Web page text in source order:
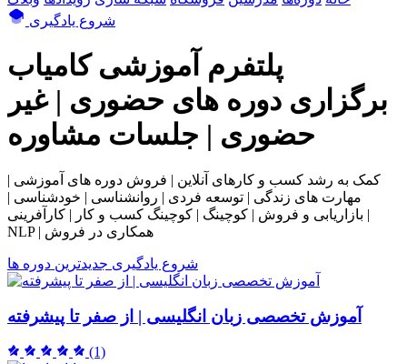
شروع یادگیری
پلتفرم آموزشی کامیاب
برگزاری دوره های حضوری | غیر
حضوری | جلسات مشاوره
کمک به رشد کسب و کارهای آنلاین | فروش دوره های آموزشی |
مهارت های زندگی | توسعه فردی | روانشناسی | خودشناسی |
بازاریابی و فروش | کوچینگ | کوچینگ کسب و کار | کارآفرینی |
NLP | همکاری در فروش
شروع یادگیری جدیدترین دوره ها
آموزش تخصصی زبان انگلیسی | از صفر تا پیشرفته
(1)